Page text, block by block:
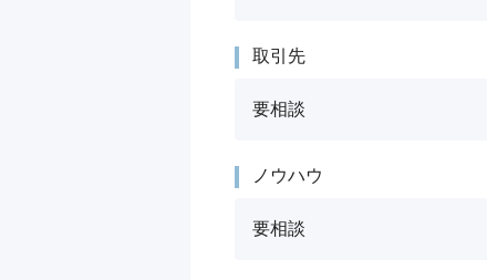
取引先
要相談
ノウハウ
要相談